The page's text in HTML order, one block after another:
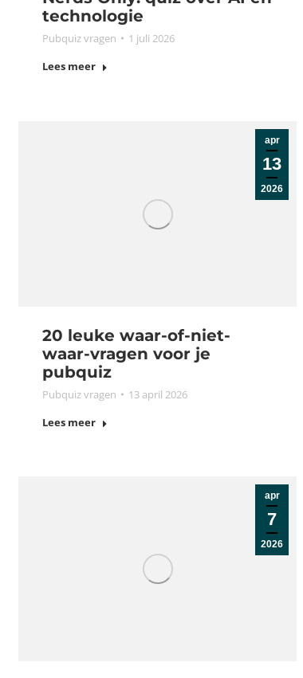
technologie
Pubquiz vragen
1 juli 2026
Lees meer
apr
13
2026
20 leuke waar-of-niet-
waar-vragen voor je
pubquiz
Pubquiz vragen
13 april 2026
Lees meer
apr
7
2026